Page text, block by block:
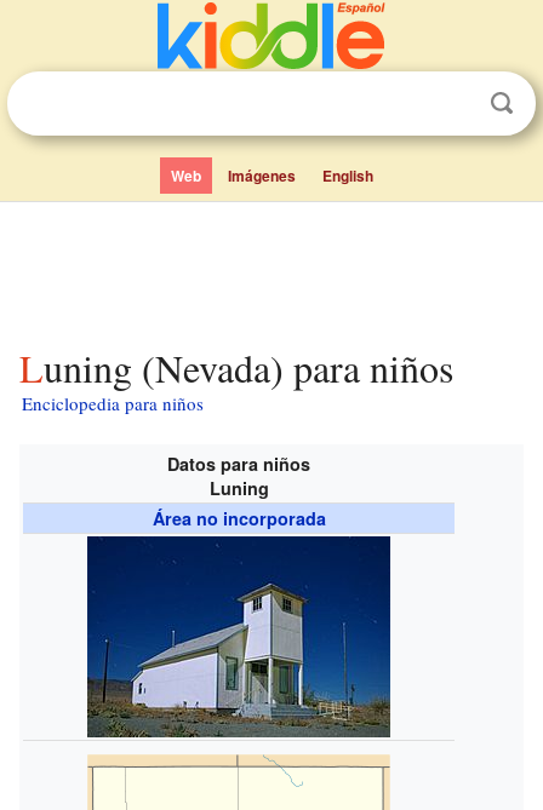
Web Imágenes English
Luning (Nevada) para niños
Enciclopedia para niños
Datos para niños
Luning
Área no incorporada